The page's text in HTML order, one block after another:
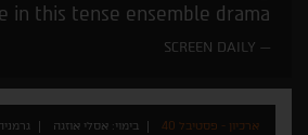
in this tense ensemble drama
SCREEN DAILY
ארכיון - פסטיבל 40 בימוי: אסלי אוזגה
גרמניה,